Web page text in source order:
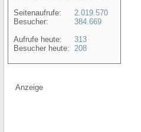
Seitenaufrufe:
Besucher:
Aufrufe heute:
Besucher heute:
2.019.570
384.669
313
208
Anzeige